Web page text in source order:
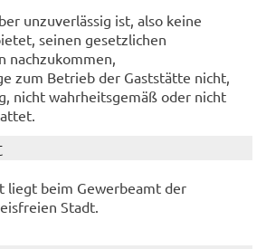
unzuverlässig ist, also keine
seinen gesetzlichen
nachzukommen,
zum Betrieb der Gaststätte nicht,
nicht wahrheitsgemäß oder nicht
liegt beim Gewerbeamt der
Stadt.